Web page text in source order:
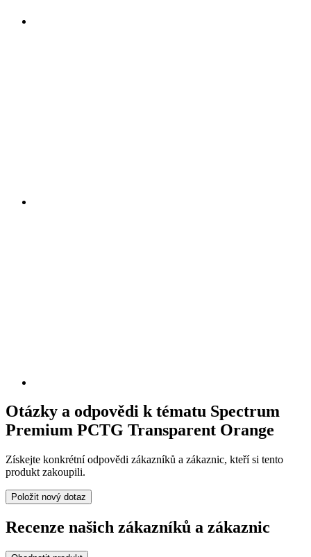
Otázky a odpovědi k tématu Spectrum
Premium PCTG Transparent Orange
Získejte konkrétní odpovědi zákazníků a zákaznic, kteří si tento
produkt zakoupili.
Položit nový dotaz
Recenze našich zákazníků a zákaznic